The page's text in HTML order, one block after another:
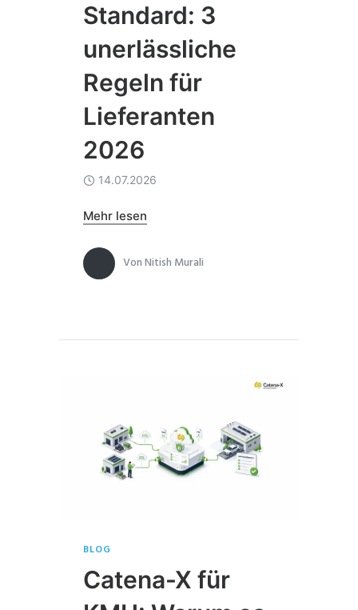
Standard: 3
unerlässliche
Regeln für
Lieferanten
2026
14.07.2026
Mehr lesen
VonNitish Murali
BLOG
Catena-X für